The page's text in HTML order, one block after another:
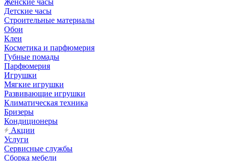
Женские часы
Детские часы
Строительные материалы
Обои
Клеи
Косметика и парфюмерия
Губные помады
Парфюмерия
Игрушки
Мягкие игрушки
Развивающие игрушки
Климатическая техника
Бризеры
Кондиционеры
Акции
Услуги
Сервисные службы
Сборка мебели